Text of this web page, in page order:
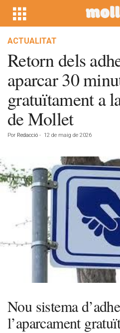
ACTUALITAT
Retorn dels
aparcar 30
gratuïtament a
de Mollet
Por Redacció - 12 de maig de 2026
Nou sistema
l’aparcament gratuït